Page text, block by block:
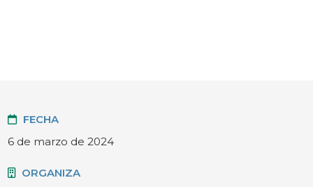
FECHA
6 de marzo de 2024
ORGANIZA